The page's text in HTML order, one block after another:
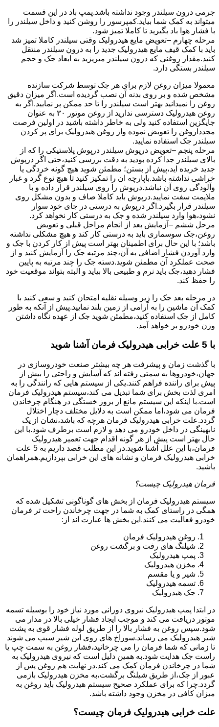
جرمی درون سیلندر وجود نداشته باشد.پمپ باد در این قسمت
میتواند به کمک شما بیاید.کمپرسور را روشن کنید و داخل سیلندر را
با فشار هوا باد بگیرید تا کاملا تمیز شود.
مرحله چهارم –تعویض مایع هیدرولیک وقتی سیلندر کاملا تمیز شد
باید با کمک قیف مایع هیدرولیک جدید را به درون سیلندر منتقل
کنید.مقدار روغنی که درون سیلندر میریزید به ابعاد جک و حجم
سیلندر بستگی دارد.
معمولا میزان روغن لازم برای هر جک توسط شرکت سازنده
مشخص شده و بر روی بدنه آن نصب گردیده است.اگر میزان دقیق
روغن را نمیدانید بهتر است سیلندر را تا حد ممکن پر نمایید.اگر به
روغن هیدرولیک دسترسی ندارید از روغن موتور ۳۰ به عنوان
جایگزین استفاده کنید ولی به خاطر داشته باشید در اولین فرصت
مجدداروغن را تعویض نموده واز روغن هیدرولیک برای پر کردن
سیلندر جک استفاده نمایید.
مرحله پنجم –تعویض درپوش سیلندر درپوش پلاستیکی را که از
بالای سیلندر جدا کرده بودید به دقت بررسی کنید،حتی اگر درپوش
جدید خریده اید،پیش از بستن؛ مطمئن شوید هیچ گونه خردگی یا
خراشی نداشته باشد.باپارچه ان را تمکیز کنید تا هیچ نوع گرد و غبار
وآلودگی روی آن نباشد.درپوش را روی سیلندر قرار داده و با
ملایمت سفت نمایید.درپوش باید کاملا صاف و بدون مشکل روی
سیلندر قرار بگیرد.اگر درپوش به درستی در جای خود سوار
نشود،هوا وارد سیلندر شده و جک به درستی کار نخواهد کرد.
مرحل ششم –آزمایش بعد از انجام مراحل قبلی و تعویض
روغن،جک سوسماری باید به درستی کار کند و هیچ مشکلی نداشته
باشد؛ با این حال برای اطمینان بهتر است پیش از کار کردن با جک و
وارد آوردن فشار اضافی به آن،چند مرتبه جک را آزمایش کنید و از
صحت عملکرد آن مطمئن شوید.دسته جک را چند مرتبه به پایین
فشار دهید،جک باید نرم و طبیعی بالا بیاید و البته بتواند موقعیت خود
را حفظ کند.
در مرحله بعد جک را زیر وسیله نقلیه امتحان کنید و سعی کنید با
کمک آن ماشین را به آرامی از زمین بلند نمایید.پیش از آنکه به طور
کامل از جک استفاده کنید،مطمئن شوید جک از عهده نگاه داشتن
وزن خودرو بر خواهد آمد.
با 5 علت خرابی هیدرولیک فرمان آشنا شوید
با گذشت زمان و پیشرفت هر چه بیشتر صنعت خودروسازی در
جهان،خودروها به سمتی رفته اند که آسایش و راحتی را بیش از
پیش برای راننده فراهم کنند.یکی از سیستم هایی که رانندگی را به
امری لذت بخش برای شما تبدیل می کند،سیستم هیدرولیک فرمان
است.با اینکه این سیستم مانع از بروز خستگی در هنگام چرخاندن
فرمان می شود،اما ممکن است به دلایل مختلف دچار اختلال
گردد.علت خرابی هیدرولیک فرمان هرچه که باشد،نشان از یک
نابهینگی در داخل خودرو می دهد و لازم است برطرف شود.با این
حال بهتر است پیش از هر گونه اقدام جهت تعمیر هیدرولیک
فرمان،با این علل آشنا شوید.در این مطلب قصد داریم به 5 علت
خرابی هیدرولیک فرمان و نشانه های این خرابی بپردازیم.همراهمان
باشید.
فرمان هیدرولیک چیست؟
سیستم هیدرولیک فرمان از بخش های گوناگونی تشکیل شده که
همگی در راستای کمک به شما در جهت چرخاندن راحت تر فرمان
خودرو فعالیت می کنند.این بخش ها عبارت اند از:
روغن هیدرولیک فرمان
شیلنگ های رفت و برگشت روغن
پمپ هیدرولیک
مخزن هیدرولیک
شیر و یا مقسم
تسمه هیدرولیک
جک هیدرولیک
در ابتدا پمپ هیدرولیک نیروی دورانی مورد نیاز خود را بوسیله تسمه
موتور دریافت می کند و موجب ایجاد فشار خیلی بالا در مدار می
شود.سپس روغن به فشار بالا را از طریق لوله فشار قوی به پشت
شیر هیدرولیک می رساند.سوراخ های روی این شیر سبب می شوند
تا زمانی که شما فرمان را می چرخانید،فشار روغن به سمت چپ یا
راست جک هدایت شود.به همین دلیل است که نیروی هیدرولیک به
شما در چرخاندن فرمان کمک می کند.در نهایت هم روغن پس از
عبور از جک،از طریق شیلنگ برگشت،به مخزن هیدرولیک بازمی
گردد.چرا که برای عملکرد صحیح سیستم هیدرولیک باید روغن به
میزان کافی در مخزن وجود داشته باشد.
علت خرابی هیدرولیک فرمان چیست؟